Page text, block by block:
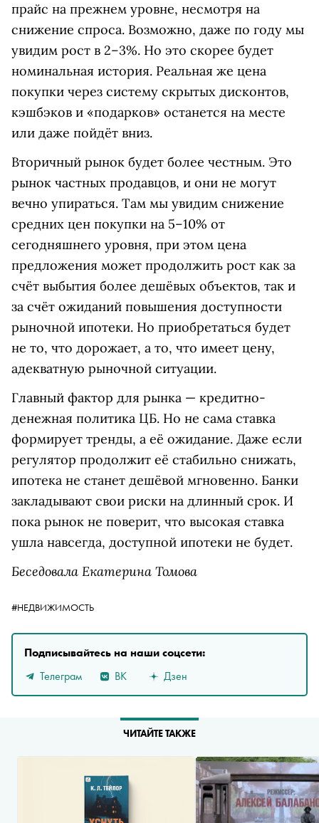
прайс на прежнем уровне, несмотря на
снижение спроса. Возможно, даже по году мы
увидим рост в 2–3%. Но это скорее будет
номинальная история. Реальная же цена
покупки через систему скрытых дисконтов,
кэшбэков и «подарков» останется на месте
или даже пойдёт вниз.
Вторичный рынок будет более честным. Это
рынок частных продавцов, и они не могут
вечно упираться. Там мы увидим снижение
средних цен покупки на 5–10% от
сегодняшнего уровня, при этом цена
предложения может продолжить рост как за
счёт выбытия более дешёвых объектов, так и
за счёт ожиданий повышения доступности
рыночной ипотеки. Но приобретаться будет
не то, что дорожает, а то, что имеет цену,
адекватную рыночной ситуации.
Главный фактор для рынка — кредитно-
денежная политика ЦБ. Но не сама ставка
формирует тренды, а её ожидание. Даже если
регулятор продолжит её стабильно снижать,
ипотека не станет дешёвой мгновенно. Банки
закладывают свои риски на длинный срок. И
пока рынок не поверит, что высокая ставка
ушла навсегда, доступной ипотеки не будет.
Беседовала Екатерина Томова
#НЕДВИЖИМОСТЬ
Подписывайтесь на наши соцсети:
Телеграм
ВК Дзен
ЧИТАЙТЕ ТАКЖЕ